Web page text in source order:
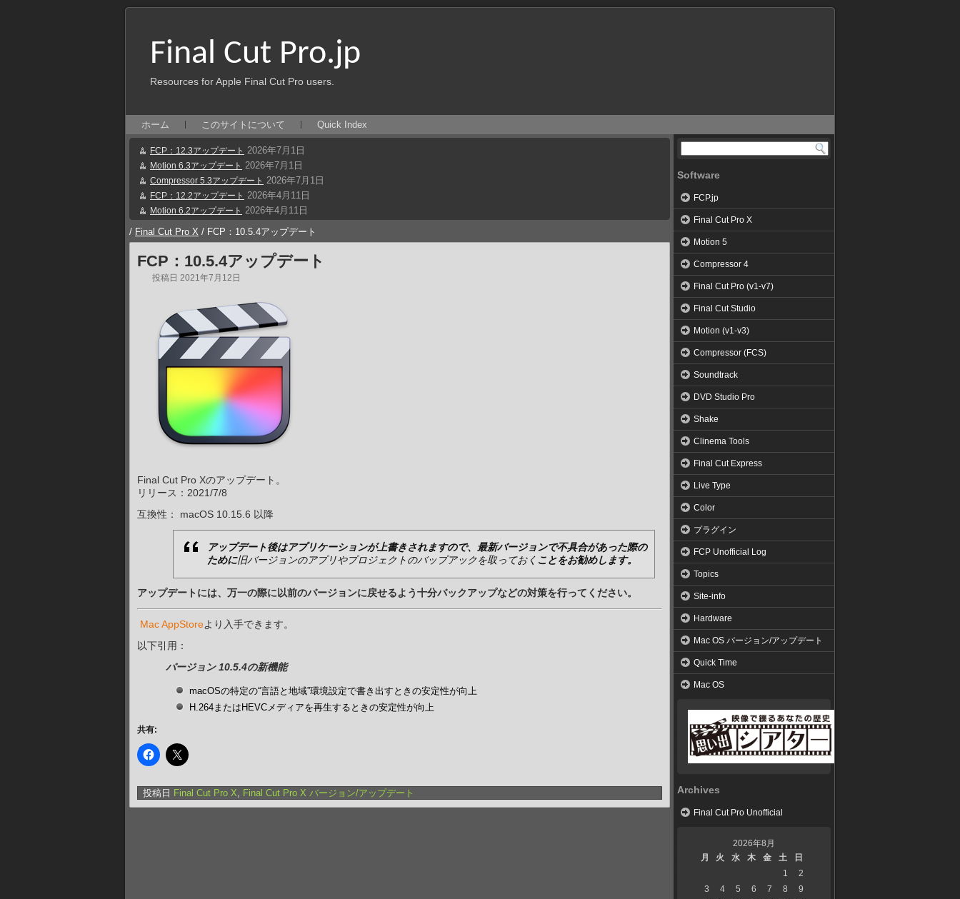
Final Cut Pro.jp
Resources for Apple Final Cut Pro users.
ホーム このサイトについて Quick Index
FCP：12.3アップデート 2026年7月1日
Motion 6.3アップデート 2026年7月1日
Compressor 5.3アップデート 2026年7月1日
FCP：12.2アップデート 2026年4月11日
Motion 6.2アップデート 2026年4月11日
/ Final Cut Pro X / FCP：10.5.4アップデート
FCP：10.5.4アップデート
投稿日 2021年7月12日
Final Cut Pro Xのアップデート。
リリース：2021/7/8
互換性： macOS 10.15.6 以降
アップデート後はアプリケーションが上書きされますので、最新バージョンで不具合があった際の
ために旧バージョンのアプリやプロジェクトのバップアックを取っておく ことをお勧めします。
アップデートには、万一の際に以前のバージョンに戻せるよう十分バックアップなどの対策を行ってください。
Mac AppStoreより入手できます。
以下引用：
バージョン 10.5.4の新機能
macOSの特定の“言語と地域”環境設定で書き出すときの安定性が向上
H.264またはHEVCメディアを再生するときの安定性が向上
共有:
投稿日 Final Cut Pro X, Final Cut Pro X バージョン/アップデート
Software
FCP.jp
Final Cut Pro X
Motion 5
Compressor 4
Final Cut Pro (v1-v7)
Final Cut Studio
Motion (v1-v3)
Compressor (FCS)
Soundtrack
DVD Studio Pro
Shake
Clinema Tools
Final Cut Express
Live Type
Color
プラグイン
FCP Unofficial Log
Topics
Site-info
Hardware
Mac OS バージョン/アップデート
Quick Time
Mac OS
Archives
Final Cut Pro Unofficial
2026年8月
月
火 水 木 金 土
日
1
2
3
4 5 6 7 8
9